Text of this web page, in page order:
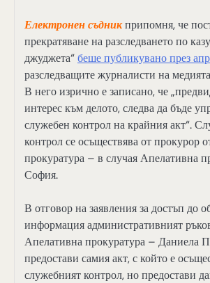
Електронен съдникприпомня, че
прекратяване на разследването по
джуджета“беше публикувано през
разследващите журналисти на
В него изрично е записано, че
интерес към делото, следва да бъде
служебен контрол на крайния акт“.
контрол се осъществява от прокурор
прокуратура – в случая Апелативна
София.
В отговор на заявления за достъп до
информация административният
Апелативна прокуратура – Даниела
предостави самия акт, с който е
служебният контрол, но предостави